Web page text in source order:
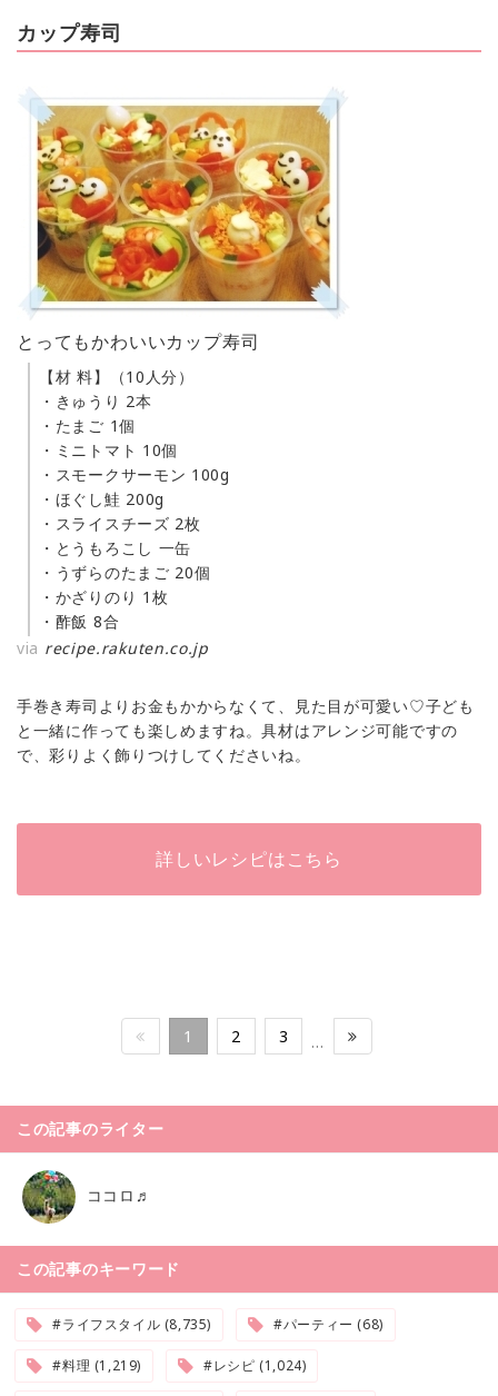
カップ寿司
とってもかわいいカップ寿司
【材 料】（10人分）
・きゅうり 2本
・たまご 1個
・ミニトマト 10個
・スモークサーモン 100g
・ほぐし鮭 200g
・スライスチーズ 2枚
・とうもろこし 一缶
・うずらのたまご 20個
・かざりのり 1枚
・酢飯 8合
via recipe.rakuten.co.jp
手巻き寿司よりお金もかからなくて、見た目が可愛い♡子ども
と一緒に作っても楽しめますね。具材はアレンジ可能ですの
で、彩りよく飾りつけしてくださいね。
詳しいレシピはこちら
1 2 3 …
この記事のライター
ココロ♬
この記事のキーワード
#ライフスタイル (8,735) #パーティー (68)
#料理 (1,219) #レシピ (1,024)